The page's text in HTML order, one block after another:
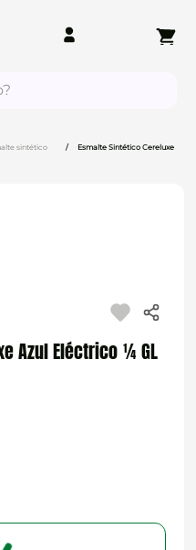
sintético Esmalte Sintético Cereluxe
Azul Eléctrico ¼ GL